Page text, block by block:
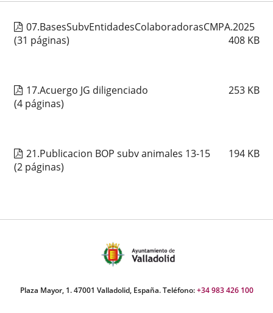
07.BasesSubvEntidadesColaboradorasCMPA.2025
408 KB
(31 páginas)
17.Acuergo JG diligenciado 253 KB
(4 páginas)
21.Publicacion BOP subv animales 13-15 194 KB
(2 páginas)
Plaza Mayor, 1. 47001 Valladolid, España. Teléfono:+34 983 426 100